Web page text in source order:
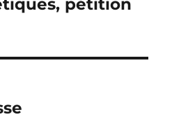
pétition